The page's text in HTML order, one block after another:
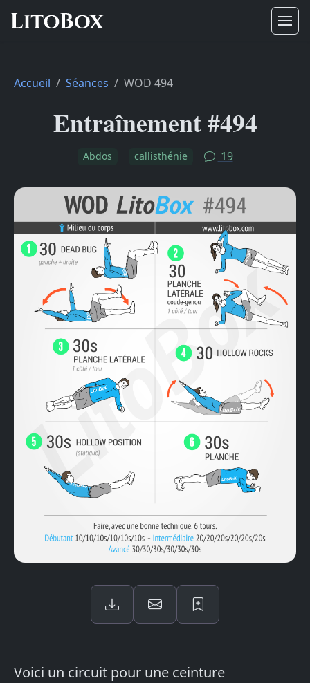
Accueil Séances WOD 494
Entraînement #494
Abdos callisthénie 19
Voici un circuit pour une ceinture